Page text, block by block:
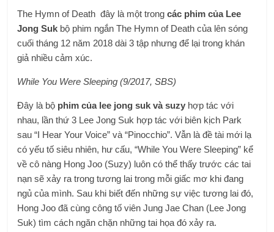
The Hymn of Death đây là một trongcác phim của Lee
Jong Suk bộ phim ngắn The Hymn of Death của lên sóng
cuối tháng 12 năm 2018 dài 3 tập nhưng để lại trong khán
giả nhiều cảm xúc.
While You Were Sleeping (9/2017, SBS)
Đây là bộ phim của lee jong suk và suzy hợp tác với
nhau, lần thứ 3 Lee Jong Suk hợp tác với biên kịch Park
sau “I Hear Your Voice” và “Pinocchio”. Vẫn là đề tài mới lạ
có yếu tố siêu nhiên, hư cấu, “While You Were Sleeping” kể
về cô nàng Hong Joo (Suzy) luôn có thể thấy trước các tai
nạn sẽ xảy ra trong tương lai trong mỗi giấc mơ khi đang
ngủ của mình. Sau khi biết đến những sự việc tương lai đó,
Hong Joo đã cùng công tố viên Jung Jae Chan (Lee Jong
Suk) tìm cách ngăn chặn những tai họa đó xảy ra.